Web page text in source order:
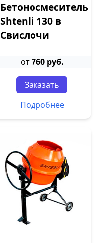
Бетоносмеситель
Shtenli 130 в
Свислочи
от760 руб.
Заказать
Подробнее